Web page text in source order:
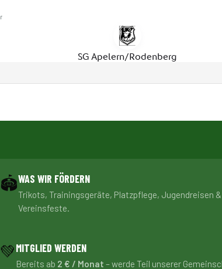
🏟️WAS WIR FÖRDERN
Trikots, Trainingsgeräte, Platzpflege, Jugendreisen
Vereinsfeste.
💚MITGLIED WERDEN
Bereits ab 2 € / Monat – werde Teil unserer